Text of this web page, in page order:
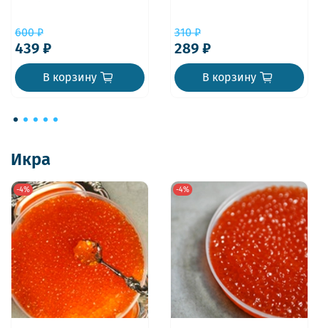
600 ₽
439 ₽
В корзину
310 ₽
289 ₽
В корзину
Икра
-4% -4%